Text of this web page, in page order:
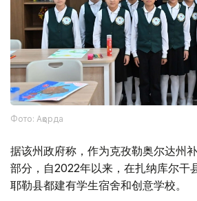
Фото: Ақорда
据该州政府称，作为克孜勒奥尔达州
部分，自2022年以来，在扎纳库尔干
耶勒县都建有学生宿舍和创意学校。